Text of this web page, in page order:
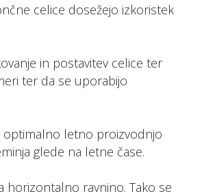
celice dosežejo izkoristek
in postavitev celice ter
ter da se uporabijo
optimalno letno proizvodnjo
glede na letne čase.
ravnino. Tako se